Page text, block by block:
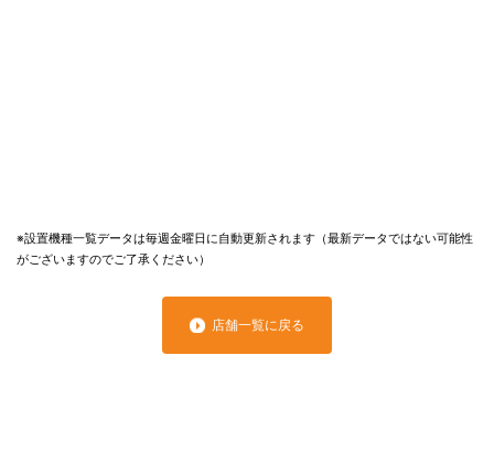
※設置機種一覧データは毎週金曜日に自動更新されます（最新データではない可能性
がございますのでご了承ください）
店舗一覧に戻る